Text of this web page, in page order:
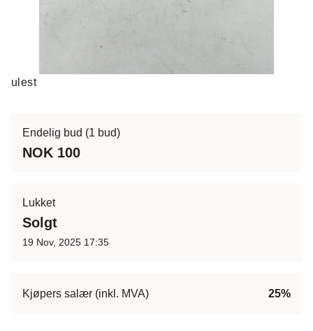
ulest
Endelig bud (1 bud)
NOK 100
Lukket
Solgt
19 Nov, 2025 17:35
Kjøpers salær (inkl. MVA) 25%